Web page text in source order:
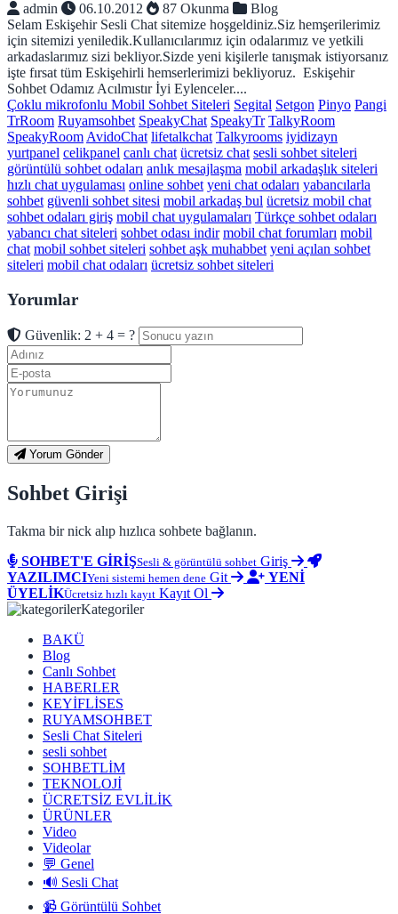
admin
06.10.2012 87 Okunma
Blog
Selam Eskişehir Sesli Chat sitemize hoşgeldiniz.Siz hemşerilerimiz
için sitemizi yeniledik.Kullanıcılarımız için odalarımız ve yetkili
arkadaslarımız sizi bekliyor.Sizde yeni kişilerle tanışmak istiyorsanız
işte fırsat tüm Eskişehirli hemserlerimizi bekliyoruz. Eskişehir
Sohbet Odamız Acılmıstır İyi Eylenceler....
Çoklu mikrofonlu Mobil Sohbet Siteleri Segital Setgon Pinyo Pangi
TrRoom Ruyamsohbet SpeakyChat SpeakyTr TalkyRoom
SpeakyRoom AvidoChat lifetalkchat Talkyrooms iyidizayn
yurtpanel celikpanel canlı chat ücretsiz chat sesli sohbet siteleri
görüntülü sohbet odaları anlık mesajlaşma mobil arkadaşlık siteleri
hızlı chat uygulaması online sohbet yeni chat odaları yabancılarla
sohbet güvenli sohbet sitesi mobil arkadaş bul ücretsiz mobil chat
sohbet odaları giriş mobil chat uygulamaları Türkçe sohbet odaları
yabancı chat siteleri sohbet odası indir mobil chat forumları mobil
chat mobil sohbet siteleri sohbet aşk muhabbet yeni açılan sohbet
siteleri mobil chat odaları ücretsiz sohbet siteleri
Yorumlar
Güvenlik: 2 + 4 = ?
Yorum Gönder
Sohbet Girişi
Takma bir nick alıp hızlıca sohbete bağlanın.
SOHBET'E GİRİŞSesli & görüntülü sohbet Giriş
YAZILIMCIYeni sistemi hemen dene Git
YENİ
ÜYELİKÜcretsiz hızlı kayıt Kayıt Ol
Kategoriler
BAKÜ
Blog
Canlı Sohbet
HABERLER
KEYİFLİSES
RUYAMSOHBET
Sesli Chat Siteleri
sesli sohbet
SOHBETLİM
TEKNOLOJİ
ÜCRETSİZ EVLİLİK
ÜRÜNLER
Video
Videolar
💬 Genel
🔊 Sesli Chat
📹 Görüntülü Sohbet